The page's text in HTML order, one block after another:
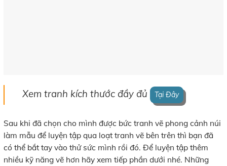
Xem tranh kích thước đầy đủ Tại Đây
Sau khi đã chọn cho mình được bức tranh vẽ phong cảnh núi
làm mẫu để luyện tập qua loạt tranh vẽ bên trên thì bạn đã
có thể bắt tay vào thử sức mình rồi đó. Để luyện tập thêm
nhiều kỹ năng vẽ hơn hãy xem tiếp phần dưới nhé. Những